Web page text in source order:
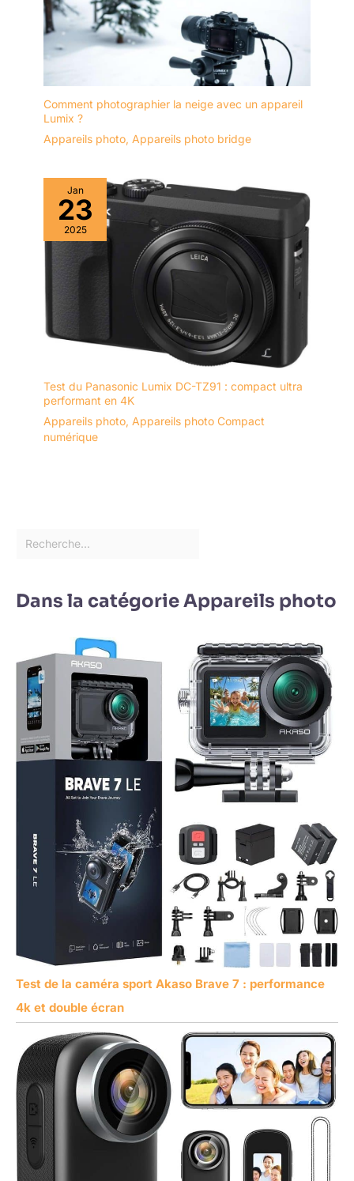
Comment photographier la neige avec un appareil
Lumix ?
Appareils photo, Appareils photo bridge
Jan
23
2025
Test du Panasonic Lumix DC-TZ91 : compact ultra
performant en 4K
Appareils photo, Appareils photo Compact
numérique
Dans la catégorie Appareils photo
Test de la caméra sport Akaso Brave 7 : performance
4k et double écran